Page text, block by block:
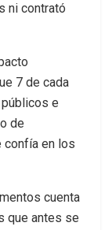
ni contrató
7 de cada
e
de
confía en los
cuenta
que antes se